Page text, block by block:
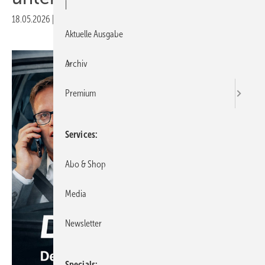
18.05.2026
Aktuelle Ausgabe
Archiv
Premium
Services
Abo & Shop
Media
Newsletter